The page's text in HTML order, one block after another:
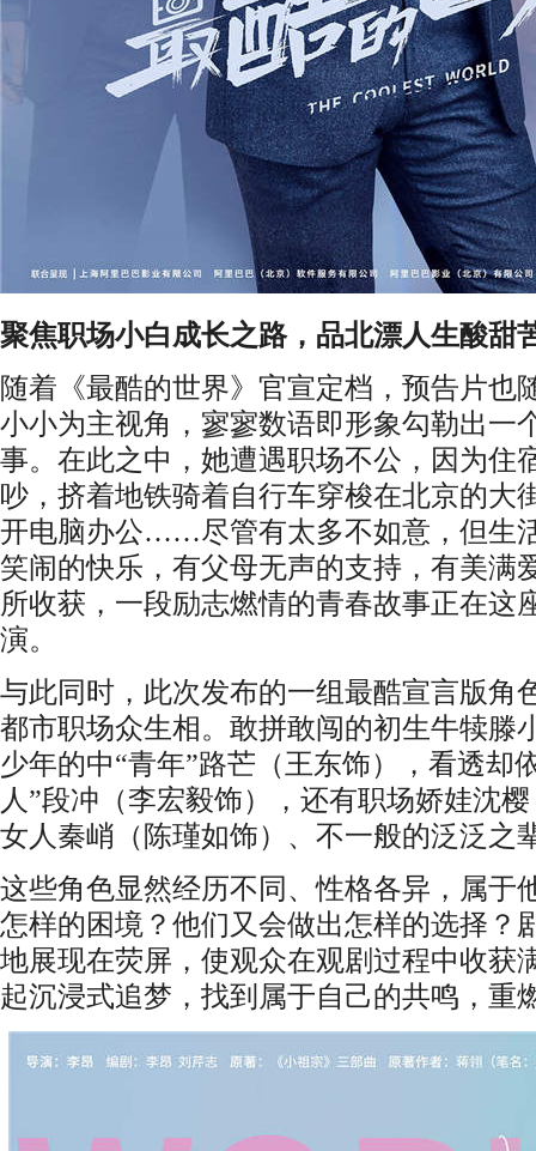
聚焦职场小白成长之路，品北漂人生酸甜
随着《最酷的世界》官宣定档，预告片也
小小为主视角，寥寥数语即形象勾勒出一
事。在此之中，她遭遇职场不公，因为住
吵，挤着地铁骑着自行车穿梭在北京的大
开电脑办公……尽管有太多不如意，但生
笑闹的快乐，有父母无声的支持，有美满
所收获，一段励志燃情的青春故事正在这
演。
与此同时，此次发布的一组最酷宣言版角
都市职场众生相。敢拼敢闯的初生牛犊滕
少年的中“青年”路芒（王东饰），看透却
人”段冲（李宏毅饰），还有职场娇娃沈
女人秦峭（陈瑾如饰）、不一般的泛泛之
这些角色显然经历不同、性格各异，属于
怎样的困境？他们又会做出怎样的选择？
地展现在荧屏，使观众在观剧过程中收获
起沉浸式追梦，找到属于自己的共鸣，重